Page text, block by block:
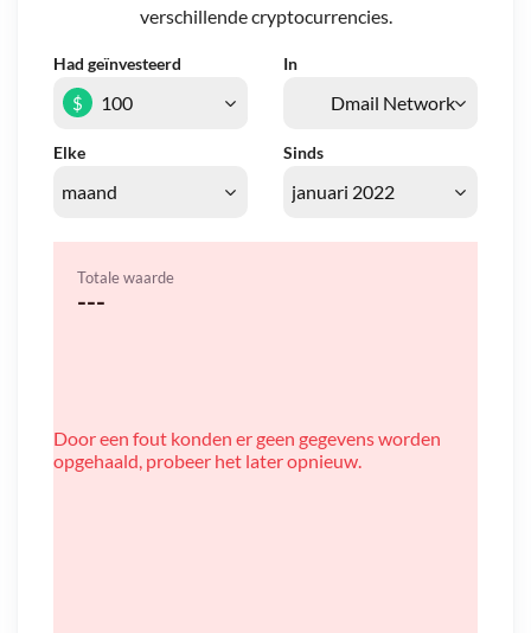
verschillende cryptocurrencies.
Had geïnvesteerd In
Elke Sinds
$
Totale waarde
---
Door een fout konden er geen gegevens worden
opgehaald, probeer het later opnieuw.